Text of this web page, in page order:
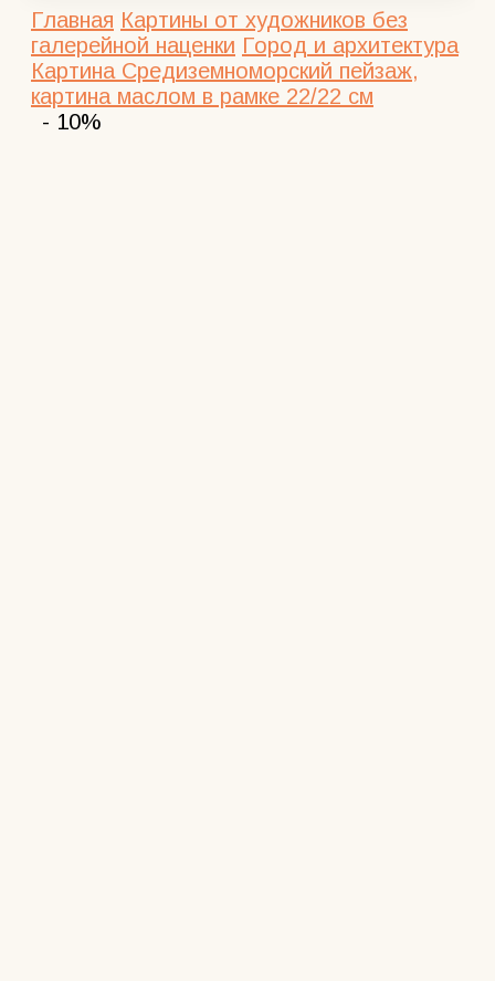
Главная Картины от художников без
галерейной наценки Город и архитектура
Картина Средиземноморский пейзаж,
картина маслом в рамке 22/22 см
- 10%